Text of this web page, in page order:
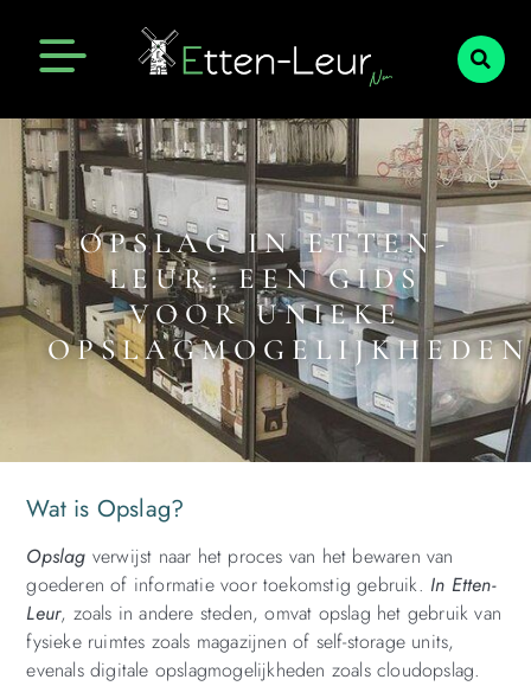
OPSLAG IN ETTEN-
LEUR: EEN GIDS
VOOR UNIEKE
OPSLAGMOGELIJKHEDEN
Wat is Opslag?
Opslag verwijst naar het proces van het bewaren van
goederen of informatie voor toekomstig gebruik. In Etten-
Leur, zoals in andere steden, omvat opslag het gebruik van
fysieke ruimtes zoals magazijnen of self-storage units,
evenals digitale opslagmogelijkheden zoals cloudopslag.